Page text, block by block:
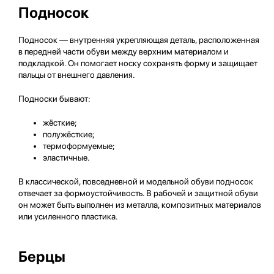
Подносок
Подносок — внутренняя укрепляющая деталь, расположенная
в передней части обуви между верхним материалом и
подкладкой. Он помогает носку сохранять форму и защищает
пальцы от внешнего давления.
Подноски бывают:
жёсткие;
полужёсткие;
термоформуемые;
эластичные.
В классической, повседневной и модельной обуви подносок
отвечает за формоустойчивость. В рабочей и защитной обуви
он может быть выполнен из металла, композитных материалов
или усиленного пластика.
Берцы